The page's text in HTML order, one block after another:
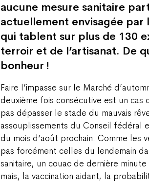
aucune mesure sanitaire
actuellement envisagée par
qui tablent sur plus de 130
terroir et de l’artisanat. De
bonheur !
Faire l’impasse sur le Marché
deuxième fois consécutive est un cas
pas dépasser le stade du mauvais
assouplissements du Conseil fédéral
du mois d’août prochain. Comme les
pas forcément celles du lendemain
sanitaire, un couac de dernière
mais, la vaccination aidant, la